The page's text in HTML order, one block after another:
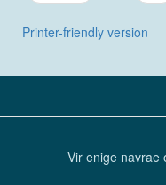
Printer-friendly version
Vir enige navrae